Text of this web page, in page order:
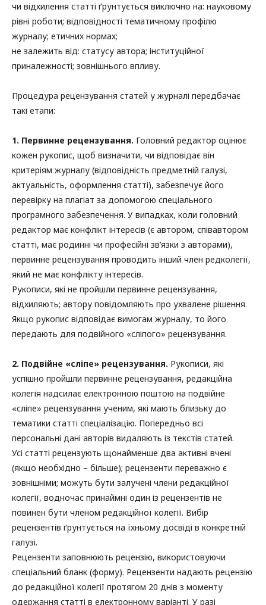
чи відхилення статті ґрунтується виключно на: науковому
рівні роботи; відповідності тематичному профілю
журналу; етичних нормах;
не залежить від: статусу автора; інституційної
приналежності; зовнішнього впливу.
Процедура рецензування статей у журналі передбачає
такі етапи:
1. Первинне рецензування. Головний редактор оцінює
кожен рукопис, щоб визначити, чи відповідає він
критеріям журналу (відповідність предметній галузі,
актуальність, оформлення статті), забезпечує його
перевірку на плагіат за допомогою спеціального
програмного забезпечення. У випадках, коли головний
редактор має конфлікт інтересів (є автором, співавтором
статті, має родинні чи професійні зв’язки з авторами),
первинне рецензування проводить інший член редколегії,
який не має конфлікту інтересів.
Рукописи, які не пройшли первинне рецензування,
відхиляють; автору повідомляють про ухвалене рішення.
Якщо рукопис відповідає вимогам журналу, то його
передають для подвійного «сліпого» рецензування.
2. Подвійне «сліпе» рецензування. Рукописи, які
успішно пройшли первинне рецензування, редакційна
колегія надсилає електронною поштою на подвійне
«сліпе» рецензування ученим, які мають близьку до
тематики статті спеціалізацію. Попередньо всі
персональні дані авторів видаляють із текстів статей.
Усі статті рецензують щонайменше два активні вчені
(якщо необхідно – більше); рецензенти переважно є
зовнішніми; можуть бути залучені члени редакційної
колегії, водночас принаймні один із рецензентів не
повинен бути членом редакційної колегії. Вибір
рецензентів ґрунтується на їхньому досвіді в конкретній
галузі.
Рецензенти заповнюють рецензію, використовуючи
спеціальний бланк (форму). Рецензенти надають рецензію
до редакційної колегії протягом 20 днів з моменту
одержання статті в електронному варіанті. У разі